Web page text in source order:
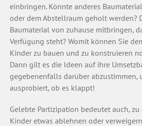
einbringen. Könnte anderes
oder dem Abstellraum geholt werden?
Baumaterial von zuhause mitbringen,
Verfügung steht? Womit können Sie
Kinder zu bauen und zu konstruieren
Dann gilt es die Ideen auf ihre
gegebenenfalls darüber abzustimmen,
ausprobiert, ob es klappt!
Gelebte Partizipation bedeutet auch, zu
Kinder etwas ablehnen oder